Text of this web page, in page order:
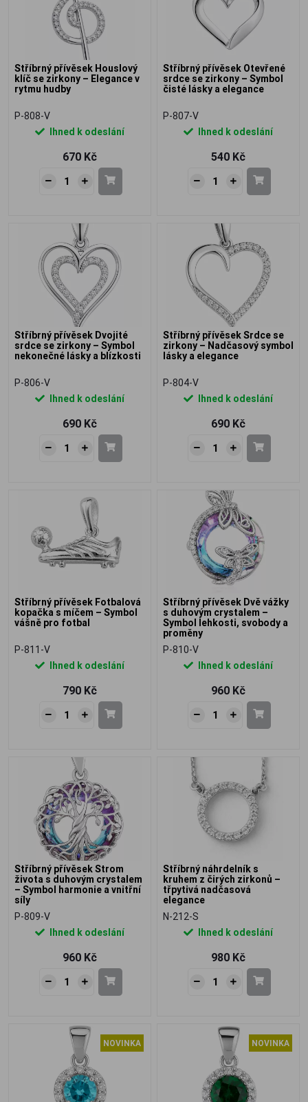
Stříbrný přívěsek Houslový
klíč se zirkony – Elegance v
rytmu hudby
P-808-V
Ihned k odeslání
670 Kč
Stříbrný přívěsek Otevřené
srdce se zirkony – Symbol
čisté lásky a elegance
P-807-V
Ihned k odeslání
540 Kč
Stříbrný přívěsek Dvojité
srdce se zirkony – Symbol
nekonečné lásky a blízkosti
P-806-V
Ihned k odeslání
690 Kč
Stříbrný přívěsek Srdce se
zirkony – Nadčasový symbol
lásky a elegance
P-804-V
Ihned k odeslání
690 Kč
Stříbrný přívěsek Fotbalová
kopačka s míčem – Symbol
vášně pro fotbal
P-811-V
Ihned k odeslání
790 Kč
Stříbrný přívěsek Dvě vážky
s duhovým crystalem –
Symbol lehkosti, svobody a
proměny
P-810-V
Ihned k odeslání
960 Kč
Stříbrný přívěsek Strom
života s duhovým crystalem
– Symbol harmonie a vnitřní
síly
P-809-V
Ihned k odeslání
960 Kč
Stříbrný náhrdelník s
kruhem z čirých zirkonů –
třpytivá nadčasová
elegance
N-212-S
Ihned k odeslání
980 Kč
NOVINKA NOVINKA